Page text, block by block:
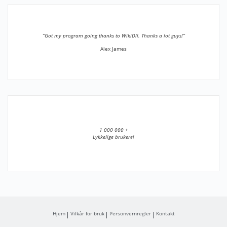
”Got my program going thanks to WikiDll. Thanks a lot guys!”
Alex James
1 000 000 +
Lykkelige brukere!
Hjem Vilkår for bruk Personvernregler Kontakt